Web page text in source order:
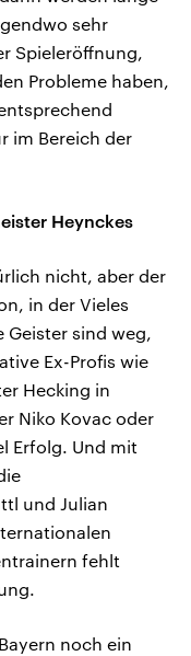
sehr
Spieleröffnung,
Probleme haben,
im Bereich der
Heynckes
nicht, aber der
in der Vieles
Geister sind weg,
Ex-Profis wie
Hecking in
Niko Kovac oder
Erfolg. Und mit
und Julian
fehlt
noch ein